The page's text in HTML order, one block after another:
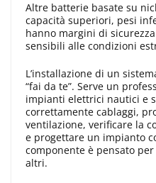
Altre batterie basate su
capacità superiori, pesi
hanno margini di
sensibili alle condizioni
L’installazione di un
“fai da te”. Serve un
impianti elettrici nautici e
correttamente cablaggi,
ventilazione, verificare la
e progettare un impianto
componente è pensato
altri.